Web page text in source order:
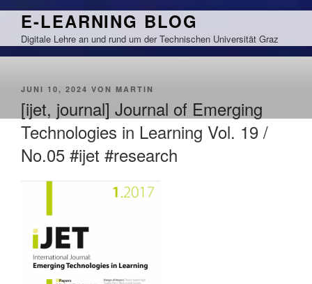
Zum
springen
E-LEARNING BLOG
Digitale Lehre an und rund um der Technischen Universität Graz
VERÖFFENTLICHT
JUNI 10, 2024 VON MARTIN
[ijet, journal] Journal of Emerging
Technologies in Learning Vol. 19 /
No.05 #ijet #research